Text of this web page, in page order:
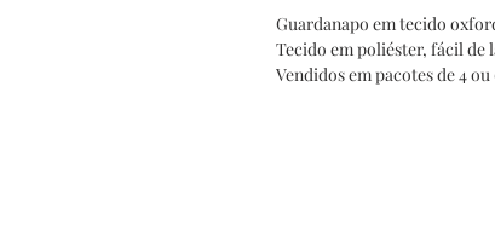
Guardanapo em tecido
Tecido em poliéster, fácil de
Vendidos em pacotes de 4 ou